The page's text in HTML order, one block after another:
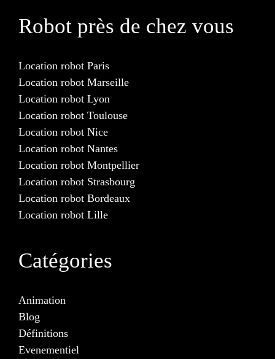
Robot près de chez vous
Location robot Paris
Location robot Marseille
Location robot Lyon
Location robot Toulouse
Location robot Nice
Location robot Nantes
Location robot Montpellier
Location robot Strasbourg
Location robot Bordeaux
Location robot Lille
Catégories
Animation
Blog
Définitions
Evenementiel